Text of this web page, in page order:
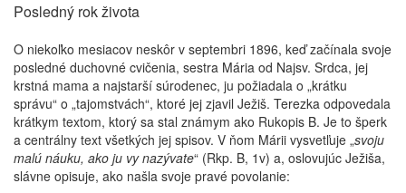
Posledný rok života
O niekoľko mesiacov neskôr v septembri 1896, keď začínala svoje
posledné duchovné cvičenia, sestra Mária od Najsv. Srdca, jej
krstná mama a najstarší súrodenec, ju požiadala o „krátku
správu“ o „tajomstvách“, ktoré jej zjavil Ježiš. Terezka odpovedala
krátkym textom, ktorý sa stal známym ako Rukopis B. Je to šperk
a centrálny text všetkých jej spisov. V ňom Márii vysvetľuje „svoju
malú náuku, ako ju vy nazývate“ (Rkp. B, 1v) a, oslovujúc Ježiša,
slávne opisuje, ako našla svoje pravé povolanie: